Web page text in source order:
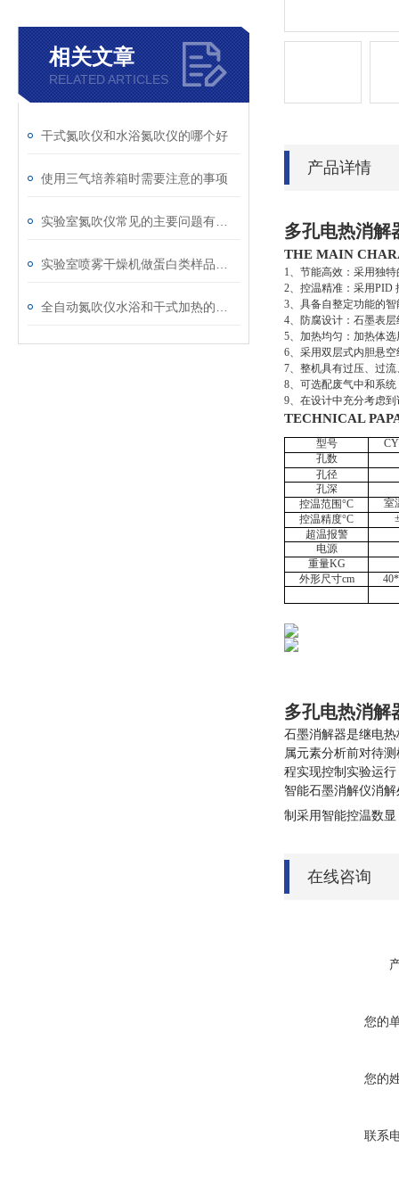
相关文章
RELATED ARTICLES
干式氮吹仪和水浴氮吹仪的哪个好
使用三气培养箱时需要注意的事项
产品详情
多孔电热消解
THE MAIN
1、节能高效：采用独
2、控温精准：采用PID
3、具备自整定功能的
4、防腐设计：石墨表
5、加热均匀：加热体
6、采用双层式内胆悬
7、整机具有过压、过
8、可选配废气中和系
9、在设计中充分考虑
TECHNICAL
型号
孔数
孔径
孔深
控温范围°C
室
控温精度°C
超温报警
电源
重量KG
外形尺寸cm
多孔电热消解
石墨消解器是继电
属元素分析前对待
程实现控制实验运
智能石墨消解仪消
制采用智能控温数
在线咨询
您的
您的
联系